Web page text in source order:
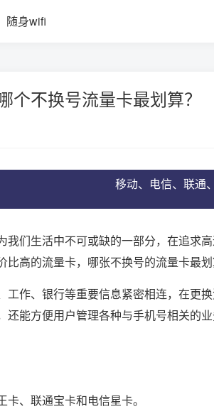
随身wifi
不换号流量卡最划算？
移动、电信、联通
我们生活中不可或缺的一部分，在追求
高的流量卡，哪张不换号的流量卡最划
作、银行等重要信息紧密相连，在更
能方便用户管理各种与手机号相关的
、联通宝卡和电信星卡。